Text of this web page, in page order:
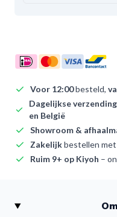
Voor 12:00besteld,
Dagelijkse verzending
en België
Showroom &
Zakelijkbestellen met
Ruim 9+ op Kiyoh –